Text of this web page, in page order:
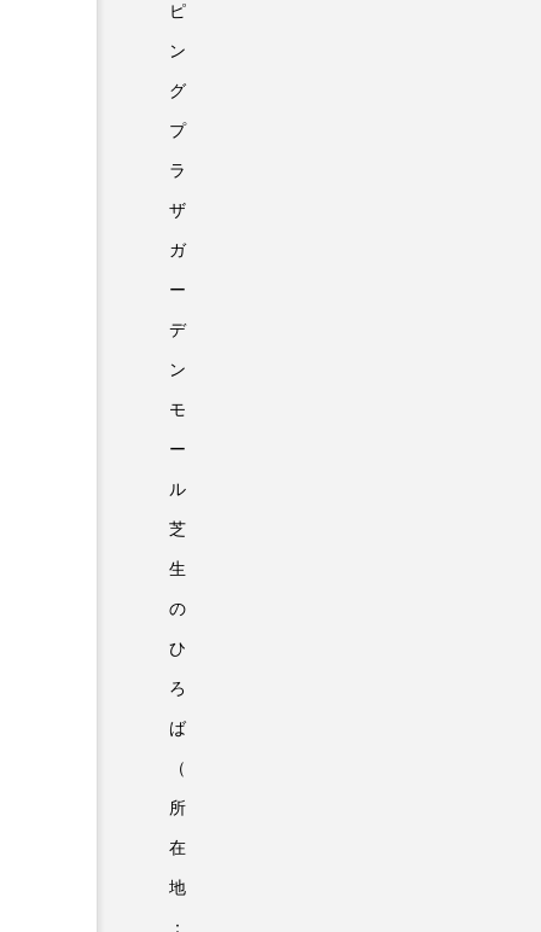
ピ
ン
グ
プ
ラ
ザ
ガ
ー
デ
ン
モ
ー
ル
芝
生
の
ひ
ろ
ば
（
所
在
地
：